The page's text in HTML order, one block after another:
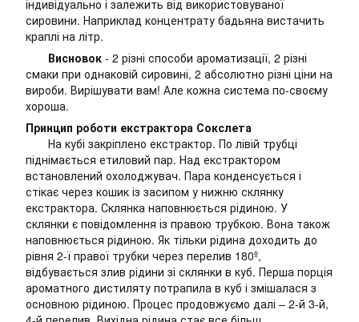
індивідуально і залежить від використовуваної
сировини. Наприклад концентрату бадьяна вистачить
краплі на літр.
Висновок - 2 різні способи ароматизації, 2 різні
смаки при однаковій сировині, 2 абсолютно різні ціни на
вироби. Вирішувати вам! Але кожна система по-своєму
хороша.
Принцип роботи екстрактора Сокслета
На кубі закріплено екстрактор. По лівій трубці
піднімається етиловий пар. Над екстрактором
встановлений охолоджувач. Пара конденсується і
стікає через кошик із засипом у нижню склянку
екстрактора. Склянка наповнюється рідиною. У
склянки є повідомлення із правою трубкою. Вона також
наповнюється рідиною. Як тільки рідина доходить до
рівня 2-ї правої трубки через перелив 180º,
відбувається злив рідини зі склянки в куб. Перша порція
ароматного дистиляту потрапила в куб і змішалася з
основною рідиною. Процес продовжуємо далі – 2-й 3-й,